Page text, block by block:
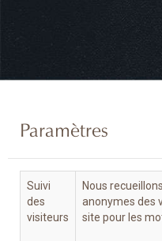
Paramètres
Suivi
des
visiteurs
Nous
anonymes des
site pour les